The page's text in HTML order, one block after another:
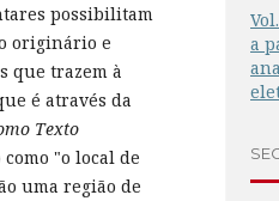
possibilitam
originário e
que trazem à
é através da
Texto
"o local de
uma região de
a